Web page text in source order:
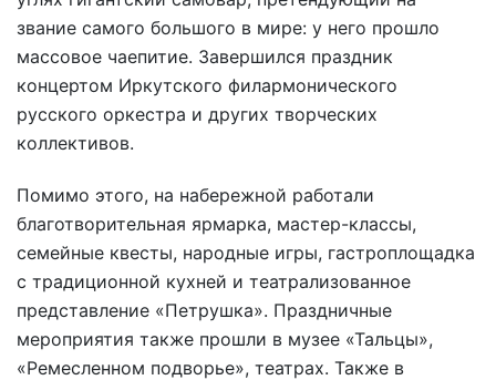
звание самого большого в мире: у него прошло
массовое чаепитие. Завершился праздник
концертом Иркутского филармонического
русского оркестра и других творческих
коллективов.
Помимо этого, на набережной работали
благотворительная ярмарка, мастер-классы,
семейные квесты, народные игры, гастроплощадка
с традиционной кухней и театрализованное
представление «Петрушка». Праздничные
мероприятия также прошли в музее «Тальцы»,
«Ремесленном подворье», театрах. Также в